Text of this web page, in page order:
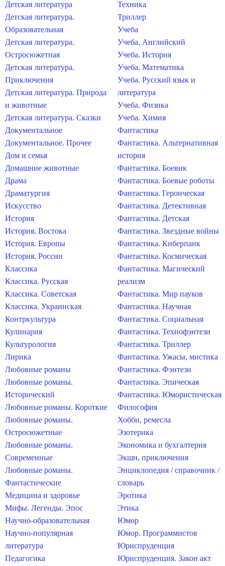
Детская литература
Детская литература.
Образовательная
Детская литература.
Остросюжетная
Детская литература.
Приключения
Детская литература. Природа
и животные
Детская литература. Сказки
Документальное
Документальное. Прочее
Дом и семья
Домашние животные
Драма
Драматургия
Искусство
История
История. Востока
История. Европы
История. России
Классика
Классика. Русская
Классика. Советская
Классика. Украинская
Контркультура
Кулинария
Культурология
Лирика
Любовные романы
Любовные романы.
Исторический
Любовные романы. Короткие
Любовные романы.
Остросюжетные
Любовные романы.
Современные
Любовные романы.
Фантастические
Медицина и здоровье
Мифы. Легенды. Эпос
Научно-образовательная
Научно-популярная
литература
Педагогика
Техника
Триллер
Учеба
Учеба. Английский
Учеба. История
Учеба. Математика
Учеба. Русский язык и
литература
Учеба. Физика
Учеба. Химия
Фантастика
Фантастика. Альтернативная
история
Фантастика. Боевик
Фантастика. Боевые роботы
Фантастика. Героическая
Фантастика. Детективная
Фантастика. Детская
Фантастика. Звездные войны
Фантастика. Киберпанк
Фантастика. Космическая
Фантастика. Магический
реализм
Фантастика. Мир пауков
Фантастика. Научная
Фантастика. Социальная
Фантастика. Технофэнтези
Фантастика. Триллер
Фантастика. Ужасы, мистика
Фантастика. Фэнтези
Фантастика. Эпическая
Фантастика. Юмористическая
Философия
Хобби, ремесла
Эзотерика
Экономика и бухгалтерия
Экшн, приключения
Энциклопедия / справочник /
словарь
Эротика
Этика
Юмор
Юмор. Программистов
Юриспруденция
Юриспруденция. Закон акт